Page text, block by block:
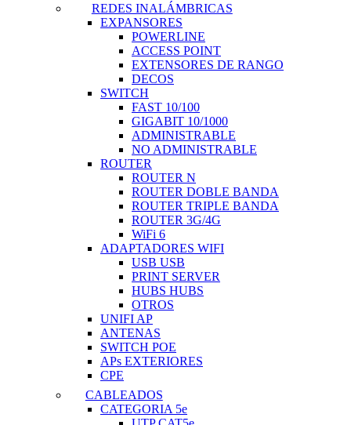
REDES INALÁMBRICAS
EXPANSORES
POWERLINE
ACCESS POINT
EXTENSORES DE RANGO
DECOS
SWITCH
FAST 10/100
GIGABIT 10/1000
ADMINISTRABLE
NO ADMINISTRABLE
ROUTER
ROUTER N
ROUTER DOBLE BANDA
ROUTER TRIPLE BANDA
ROUTER 3G/4G
WiFi 6
ADAPTADORES WIFI
USB USB
PRINT SERVER
HUBS HUBS
OTROS
UNIFI AP
ANTENAS
SWITCH POE
APs EXTERIORES
CPE
CABLEADOS
CATEGORIA 5e